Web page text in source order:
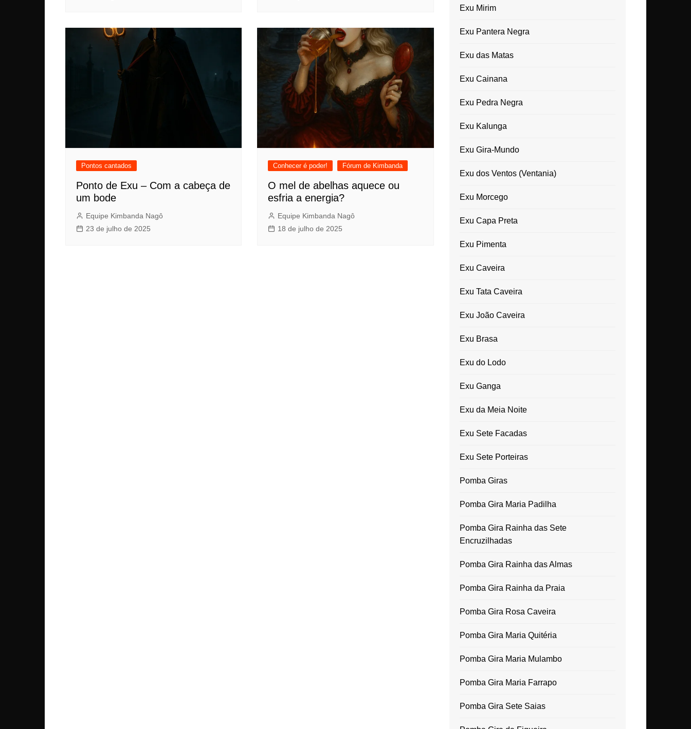
Pontos cantados
Ponto de Exu – Com a cabeça de
um bode
Equipe Kimbanda Nagô
23 de julho de 2025
Conhecer é poder! Fórum de Kimbanda
O mel de abelhas aquece ou
esfria a energia?
Equipe Kimbanda Nagô
18 de julho de 2025
Exu Mirim
Exu Pantera Negra
Exu das Matas
Exu Cainana
Exu Pedra Negra
Exu Kalunga
Exu Gira-Mundo
Exu dos Ventos (Ventania)
Exu Morcego
Exu Capa Preta
Exu Pimenta
Exu Caveira
Exu Tata Caveira
Exu João Caveira
Exu Brasa
Exu do Lodo
Exu Ganga
Exu da Meia Noite
Exu Sete Facadas
Exu Sete Porteiras
Pomba Giras
Pomba Gira Maria Padilha
Pomba Gira Rainha das Sete
Encruzilhadas
Pomba Gira Rainha das Almas
Pomba Gira Rainha da Praia
Pomba Gira Rosa Caveira
Pomba Gira Maria Quitéria
Pomba Gira Maria Mulambo
Pomba Gira Maria Farrapo
Pomba Gira Sete Saias